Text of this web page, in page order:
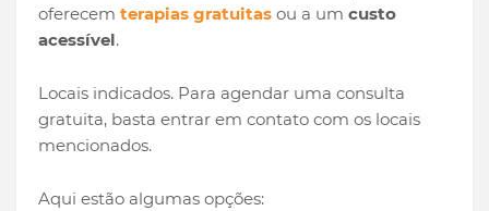
oferecem terapias gratuitas ou a um custo
acessível.
Locais indicados. Para agendar uma consulta
gratuita, basta entrar em contato com os locais
mencionados.
Aqui estão algumas opções: